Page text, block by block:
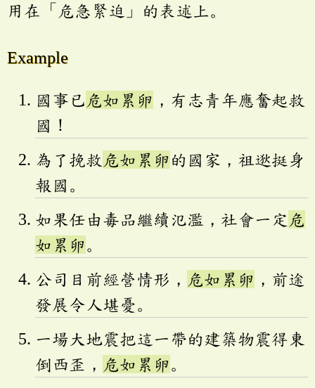
用在「危急緊迫」的表述上。
Example
國事已 危如累卵 ，有志青年應奮起救
國！
為了挽救 危如累卵的國家，祖逖挺身
報國。
如果任由毒品繼續氾濫，社會一定 危
如累卵。
公司目前經營情形， 危如累卵 ，前途
發展令人堪憂。
一場大地震把這一帶的建築物震得東
倒西歪， 危如累卵。